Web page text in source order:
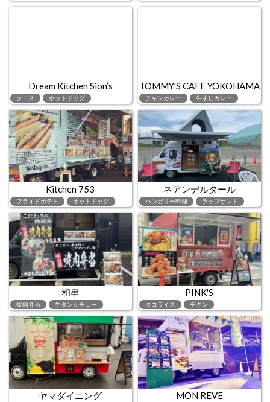
Dream Kitchen Sion’s
タコス ホットドッグ
TOMMY'S CAFE YOKOHAMA
チキンカレー 牛すじカレー
Kitchen 753
フライドポテト ホットドッグ
ネアンデルタール
ハンガリー料理 ラップサンド
和串
焼肉弁当 牛タンシチュー
PINK'S
タコライス チキン
ヤマダイニング MON REVE